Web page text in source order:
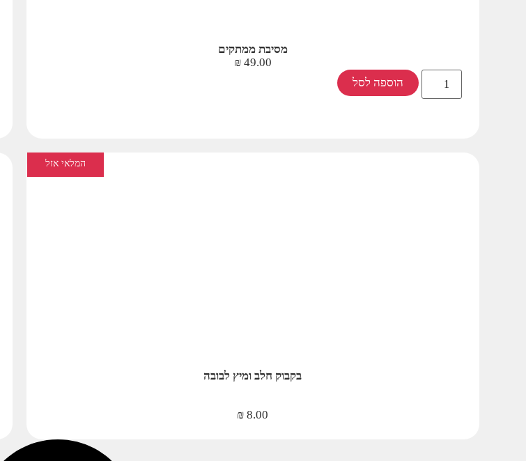
מסיבת ממתקים
49.00
₪
הוספה לסל
המלאי אזל
בקבוק חלב ומיץ לבובה
8.00
₪